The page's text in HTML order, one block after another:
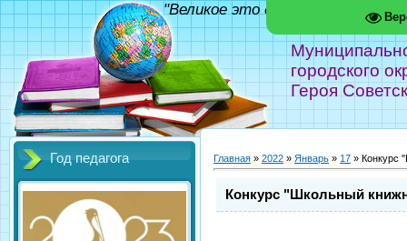
городского
Героя
"Великое это дело - школа!"
Год педагога Главная » 2022 » Январь » 17 » Конкурс
Конкурс "Школьный